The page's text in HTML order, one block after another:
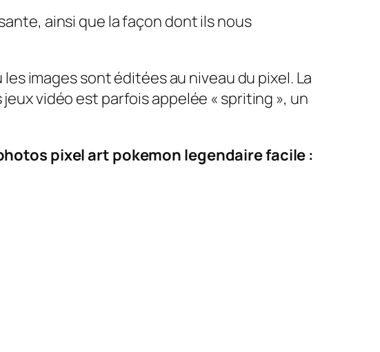
ainsi que la façon dont ils nous
les images sont éditées au niveau du pixel. La
vidéo est parfois appelée « spriting », un
pixel art pokemon legendaire facile :